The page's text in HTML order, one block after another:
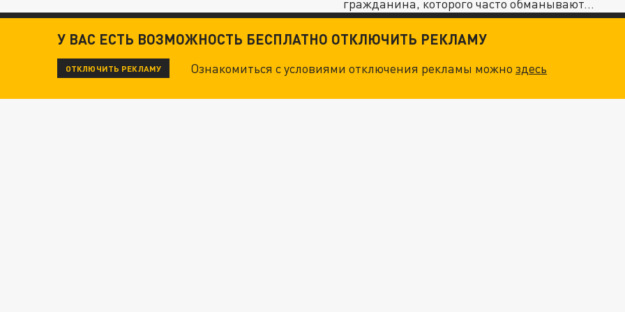
гражданина, которого часто обманывают...
У ВАС ЕСТЬ ВОЗМОЖНОСТЬ БЕСПЛАТНО ОТКЛЮЧИТЬ РЕКЛАМУ
ОТКЛЮЧИТЬ РЕКЛАМУ Ознакомиться с условиями отключения рекламы можноздесь